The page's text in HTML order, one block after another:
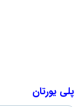
پلی یورتان